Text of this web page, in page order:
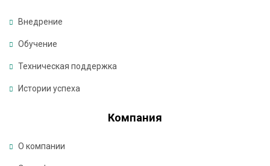
а
я
с
Внедрение
Обучение
Техническая поддержка
Истории успеха
Компания
О компании